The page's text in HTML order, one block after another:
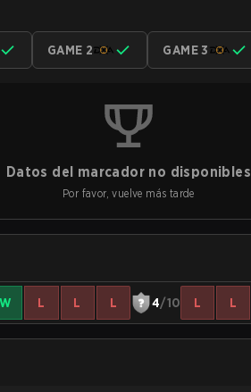
GAME 2 GAME 3
Datos del marcador no disponibles
Por favor, vuelve más tarde
W L L L 4/10 L L